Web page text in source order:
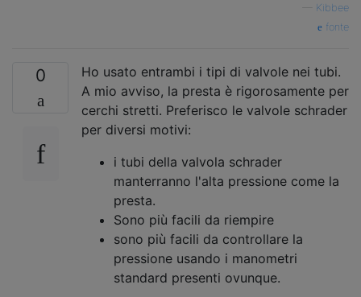
Kibbee
fonte
0
Ho usato entrambi i tipi di valvole nei tubi.
A mio avviso, la presta è rigorosamente per
cerchi stretti. Preferisco le valvole schrader
per diversi motivi:
i tubi della valvola schrader
manterranno l'alta pressione come la
presta.
Sono più facili da riempire
sono più facili da controllare la
pressione usando i manometri
standard presenti ovunque.